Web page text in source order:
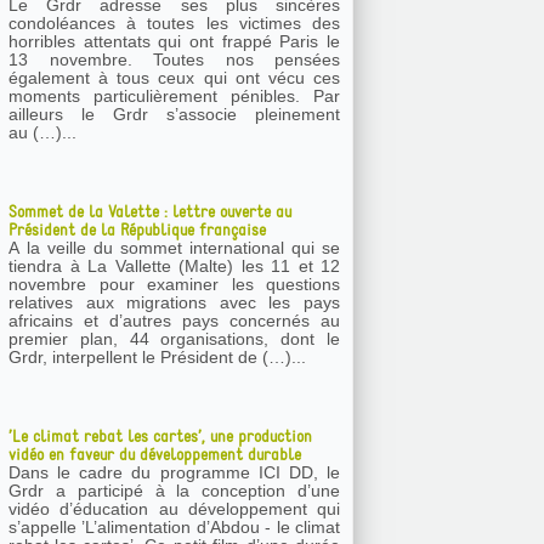
Le Grdr adresse ses plus sincères
condoléances à toutes les victimes des
horribles attentats qui ont frappé Paris le
13 novembre. Toutes nos pensées
également à tous ceux qui ont vécu ces
moments particulièrement pénibles. Par
ailleurs le Grdr s’associe pleinement
au (…)...
Sommet de la Valette : lettre ouverte au
Président de la République française
A la veille du sommet international qui se
tiendra à La Vallette (Malte) les 11 et 12
novembre pour examiner les questions
relatives aux migrations avec les pays
africains et d’autres pays concernés au
premier plan, 44 organisations, dont le
Grdr, interpellent le Président de (…)...
’Le climat rebat les cartes’, une production
vidéo en faveur du développement durable
Dans le cadre du programme ICI DD, le
Grdr a participé à la conception d’une
vidéo d’éducation au développement qui
s’appelle ’L’alimentation d’Abdou - le climat